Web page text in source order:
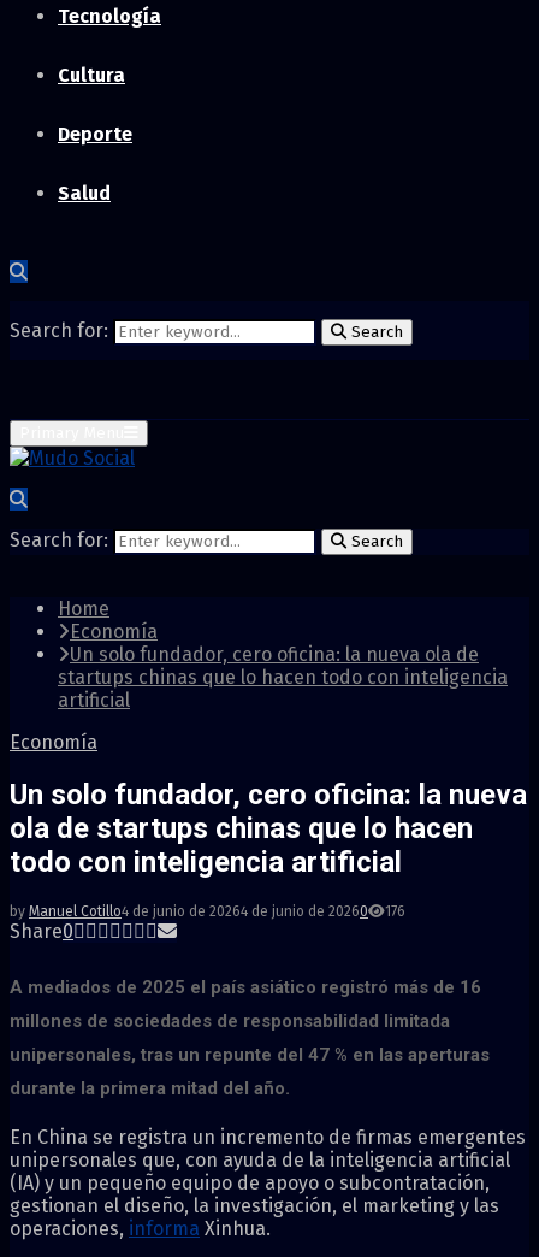
Tecnología
Cultura
Deporte
Salud
Search for: Search
Search for: Search
Home
Economía
Un solo fundador, cero oficina: la nueva ola de
startups chinas que lo hacen todo con inteligencia
artificial
Economía
Un solo fundador, cero oficina: la nueva
ola de startups chinas que lo hacen
todo con inteligencia artificial
by Manuel Cotillo4 de junio de 20264 de junio de 20260 176
Share0
A mediados de 2025 el país asiático registró más de 16
millones de sociedades de responsabilidad limitada
unipersonales, tras un repunte del 47 % en las aperturas
durante la primera mitad del año.
En China se registra un incremento de firmas emergentes
unipersonales que, con ayuda de la inteligencia artificial
(IA) y un pequeño equipo de apoyo o subcontratación,
gestionan el diseño, la investigación, el marketing y las
operaciones, informa Xinhua.